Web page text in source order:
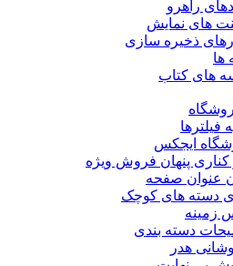
راهرو
های نمایش
ذخیره سازی
ها
های کتاب
فیلترها
ایجکس
کناری پنهان فروش ویژه
عنوان صفحه
دسته های کوچک
زمینه
دسته بندی
هدر